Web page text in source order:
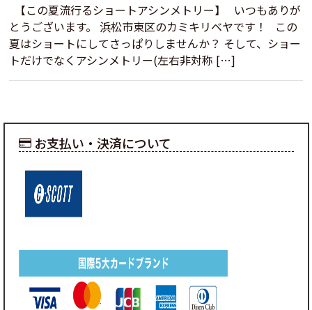
ご注文ガイ
ド
お問合せ
【この夏流行るショートアシンメトリー】 いつもありが
とうございます。 浜松市東区のカミキリベヤです！ この
夏はショートにしてさっぱりしませんか？ そして、ショー
トだけでなくアシンメトリー(左右非対称 […]
お支払い・決済について